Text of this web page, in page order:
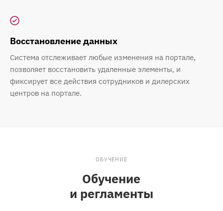
Восстановление данных
Система отслеживает любые изменения на портале,
позволяет восстановить удаленные элементы, и
фиксирует все действия сотрудников и дилерских
центров на портале.
ОБУЧЕНИЕ
Обучение
и регламенты